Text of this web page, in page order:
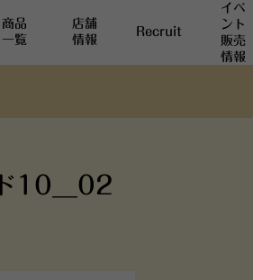
商品
一覧
店舗
情報
Recruit
イベ
ント
販売
情報
10__02